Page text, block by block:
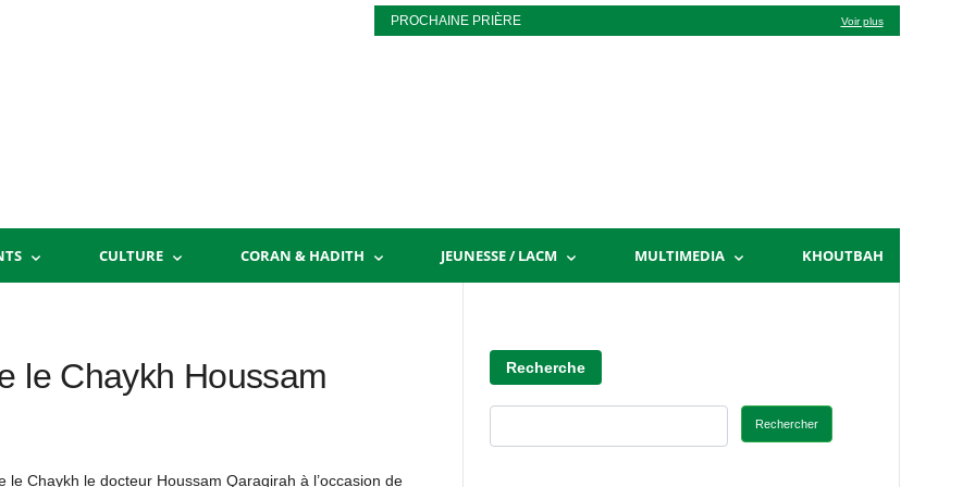
PROCHAINE PRIÈRE Voir plus
CULTURE CORAN & HADITH JEUNESSE / LACM MULTIMEDIA KHOUTBAH
le Chaykh Houssam
le Chaykh le docteur Houssam Qaraqirah à l’occasion de
Recherche
Rechercher